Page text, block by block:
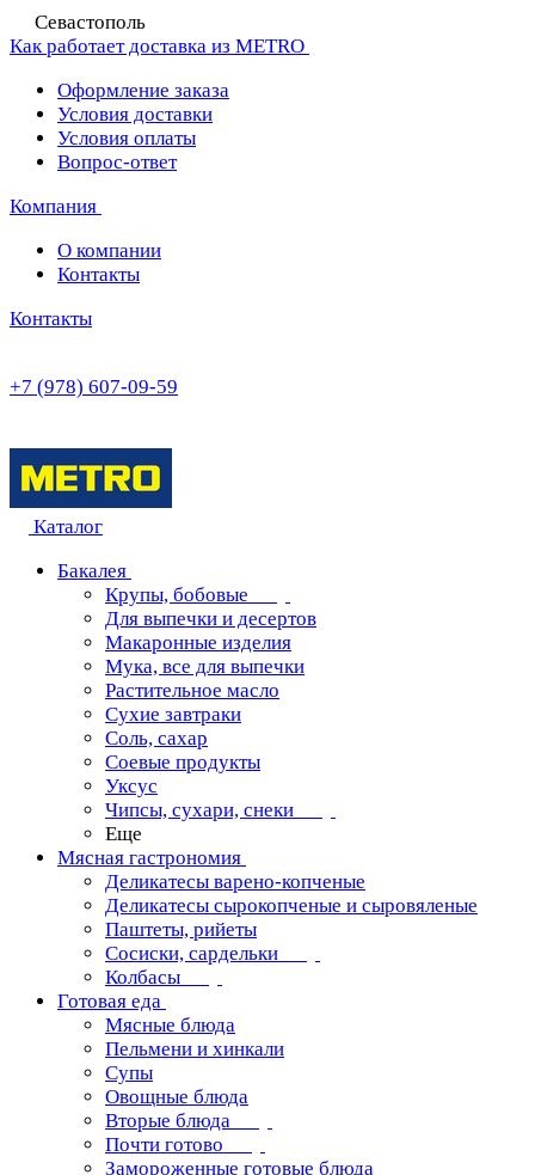
Севастополь
Как работает доставка из METRO
Оформление заказа
Условия доставки
Условия оплаты
Вопрос-ответ
Компания
О компании
Контакты
Контакты
+7 (978) 607-09-59
Каталог
Бакалея
Крупы, бобовые
Для выпечки и десертов
Макаронные изделия
Мука, все для выпечки
Растительное масло
Сухие завтраки
Соль, сахар
Соевые продукты
Уксус
Чипсы, сухари, снеки
Еще
Мясная гастрономия
Деликатесы варено-копченые
Деликатесы сырокопченые и сыровяленые
Паштеты, рийеты
Сосиски, сардельки
Колбасы
Готовая еда
Мясные блюда
Пельмени и хинкали
Супы
Овощные блюда
Вторые блюда
Почти готово
Замороженные готовые блюда